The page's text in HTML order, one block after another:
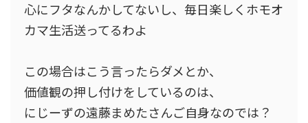
心にフタなんかしてないし、毎日楽しくホモオ
カマ生活送ってるわよ
この場合はこう言ったらダメとか、
価値観の押し付けをしているのは、
にじーずの遠藤まめたさんご自身なのでは？